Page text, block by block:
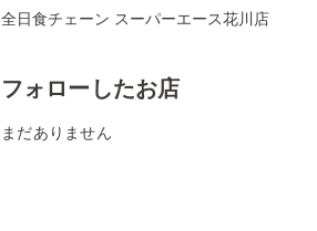
全日食チェーン スーパーエース花川店
フォローしたお店
まだありません